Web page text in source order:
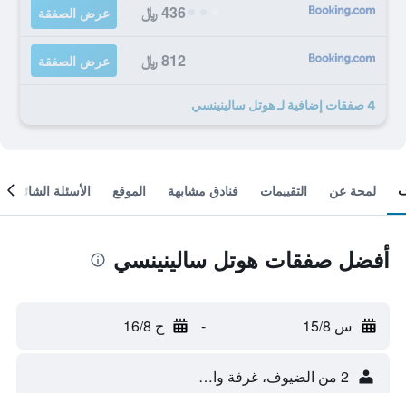
436 ﷼ عرض الصفقة
812 ﷼ عرض الصفقة
4 صفقات إضافية لـ هوتل سالينينسي
لمحة عن التقييمات فنادق مشابهة الموقع الأسئلة الشائعة
أفضل صفقات هوتل سالينينسي
س 15/8 - ح 16/8
2 من الضيوف، غرفة واحدة